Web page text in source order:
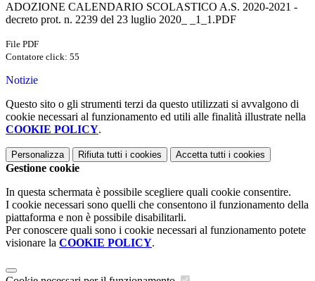
ADOZIONE CALENDARIO SCOLASTICO A.S. 2020-2021 -
decreto prot. n. 2239 del 23 luglio 2020_ _1_1.PDF
File PDF
Contatore click: 55
Notizie
Questo sito o gli strumenti terzi da questo utilizzati si avvalgono di
cookie necessari al funzionamento ed utili alle finalità illustrate nella
COOKIE POLICY.
Personalizza Rifiuta tutti i cookies Accetta tutti i cookies
Gestione cookie
In questa schermata è possibile scegliere quali cookie consentire.
I cookie necessari sono quelli che consentono il funzionamento della
piattaforma e non è possibile disabilitarli.
Per conoscere quali sono i cookie necessari al funzionamento potete
visionare la COOKIE POLICY.